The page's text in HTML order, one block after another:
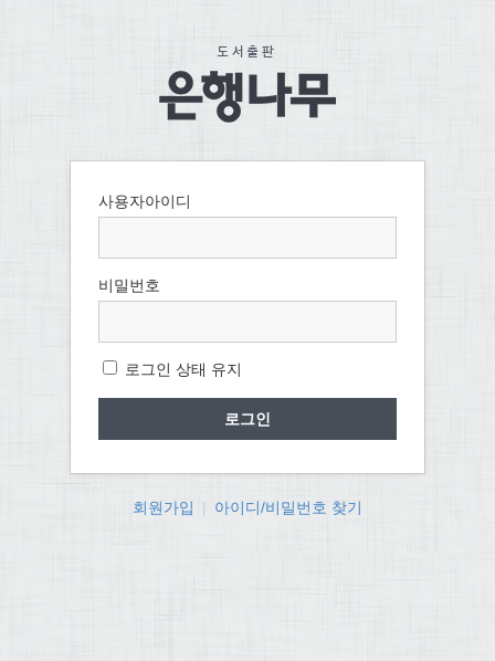
사용자아이디
비밀번호
로그인 상태 유지
회원가입 아이디/비밀번호 찾기